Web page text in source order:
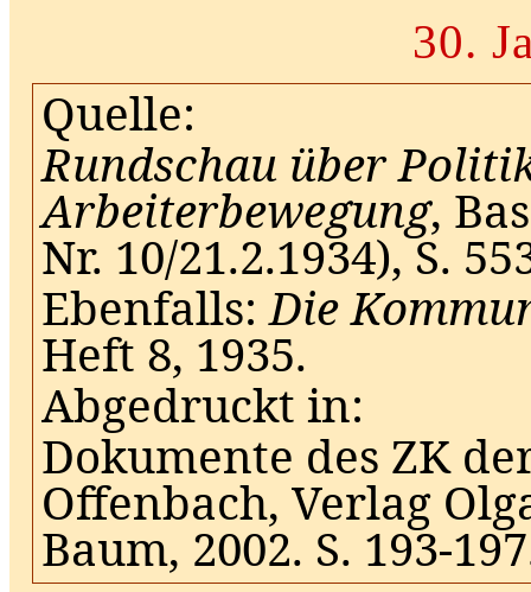
30.
Quelle:
Rundschau über
Arbeiterbewegung,
Nr. 10/21.2.1934), S.
Ebenfalls:Die
Heft 8, 1935.
Abgedruckt in:
Dokumente des ZK
Offenbach, Verlag
Baum, 2002. S.